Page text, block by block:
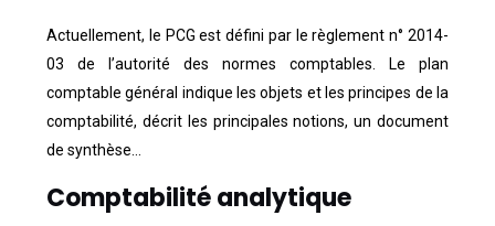
Actuellement, le PCG est défini par le règlement n° 2014-
03 de l’autorité des normes comptables. Le plan
comptable général indique les objets et les principes de la
comptabilité, décrit les principales notions, un document
de synthèse…
Comptabilité analytique